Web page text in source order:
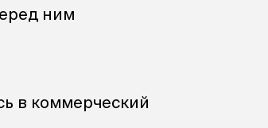
ним
в коммерческий